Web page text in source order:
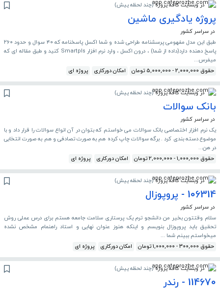
در وبسایت کافه پروژه (چند لحظه پیش)
پروژه یادگیری ماشین
در سراسر کشور
طبق این مدل مفهومی پرسشنامه طراحی شده و شما اکسل پاسخنامه که ۴۰ سوال و حدود ۲۶۰
پاسخ دهنده دارد(داده از شما) ، درون اکسل ، وارد نرم افزار Smartpls کنید و طبق مقاله ای که
میفرس...
حقوق 2,000,000 - 5,000,000 تومان
امکان دورکاری پروژه ای
در وبسایت کافه پروژه (چند لحظه پیش)
بانک سوالات
در سراسر کشور
یک نرم افزار اختصاصی بانک سوالات می خواستم که بتوان در آن انواع سوالات را قرار داد و با
موضوع دسته بندی کرد . برگه سوالات چاپ کرده هم به صورت تصادفی و هم به صورت انتخابی
در هن...
حقوق 1,000,000 - 2,000,000 تومان
امکان دورکاری پروژه ای
در وبسایت کافه پروژه (چند لحظه پیش)
106314 - پروپوزال
در سراسر کشور
سلام وقتتون بخیر من دانشجو ترم یک پرستاری سلامت جامعه هستم برای درس عملی روش
تحقیق باید پروپوزال بنویسم و اینکه هنوز عنوان نهایی و استاد راهنمام مشخص نشده
میخواستم ببینم شما ...
حقوق 300,000 - 1,000,000 تومان
امکان دورکاری پروژه ای
در وبسایت کافه پروژه (چند لحظه پیش)
114670 - رندر